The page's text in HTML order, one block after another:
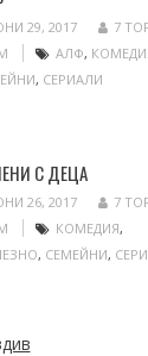
29, 2017
7
АЛФ,
, СЕРИАЛИ
С ДЕЦА
26, 2017
7
КОМЕДИЯ,
, СЕМЕЙНИ,